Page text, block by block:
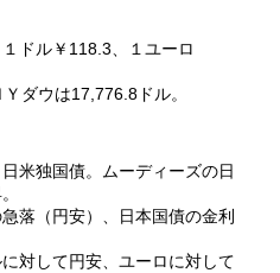
ドル￥118.3、１ユーロ
ダウは17,776.8ドル。
米独国債。ムーディーズの日
落（円安）、日本国債の金利
対して円安、ユーロに対して